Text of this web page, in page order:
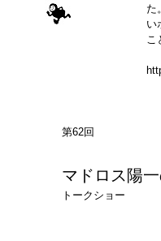
た
い
こ
第62回
マドロス陽
トークショー